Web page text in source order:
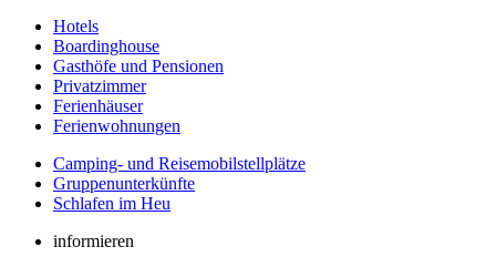
Hotels
Boardinghouse
Gasthöfe und Pensionen
Privatzimmer
Ferienhäuser
Ferienwohnungen
Camping- und Reisemobilstellplätze
Gruppenunterkünfte
Schlafen im Heu
informieren